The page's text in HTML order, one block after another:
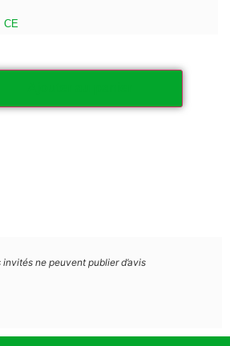
CE
invités ne peuvent publier d’avis